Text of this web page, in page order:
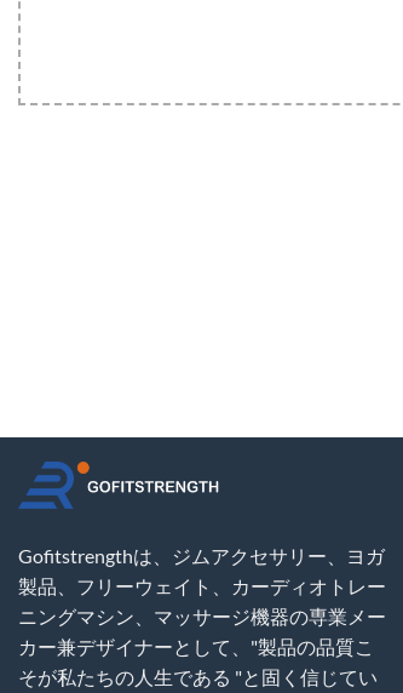
Gofitstrengthは、ジムアクセサリー、ヨガ
製品、フリーウェイト、カーディオトレー
ニングマシン、マッサージ機器の専業メー
カー兼デザイナーとして、"製品の品質こ
そが私たちの人生である "と固く信じてい